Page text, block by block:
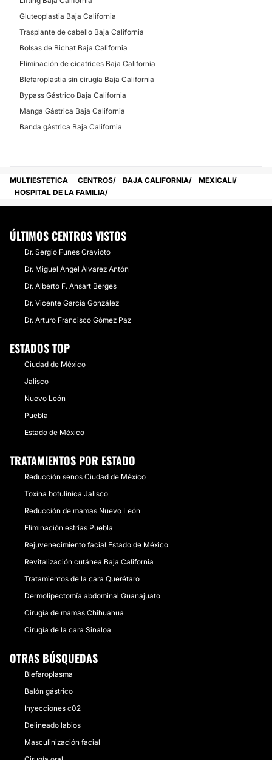
Gluteoplastia Baja California
Trasplante de cabello Baja California
Bolsas de Bichat Baja California
Eliminación de cicatrices Baja California
Blefaroplastia sin cirugía Baja California
Bypass Gástrico Baja California
Manga Gástrica Baja California
Banda gástrica Baja California
MULTIESTETICA CENTROS BAJA CALIFORNIA
MEXICALI
HOSPITAL DE LA FAMILIA
ÚLTIMOS CENTROS VISTOS
Dr. Sergio Funes Cravioto
Dr. Miguel Ángel Álvarez Antón
Dr. Alberto F. Ansart Berges
Dr. Vicente García González
Dr. Arturo Francisco Gómez Paz
ESTADOS TOP
Ciudad de México
Jalisco
Nuevo León
Puebla
Estado de México
TRATAMIENTOS POR ESTADO
Reducción senos Ciudad de México
Toxina botulínica Jalisco
Reducción de mamas Nuevo León
Eliminación estrías Puebla
Rejuvenecimiento facial Estado de México
Revitalización cutánea Baja California
Tratamientos de la cara Querétaro
Dermolipectomía abdominal Guanajuato
Cirugía de mamas Chihuahua
Cirugía de la cara Sinaloa
OTRAS BÚSQUEDAS
Blefaroplasma
Balón gástrico
Inyecciones c02
Delineado labios
Masculinización facial